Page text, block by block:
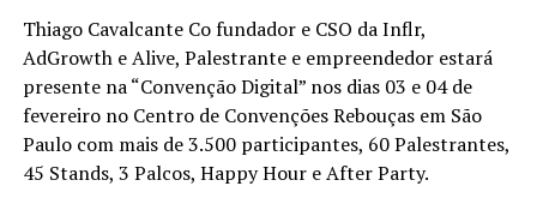
Thiago Cavalcante Co fundador e CSO da Inflr,
AdGrowth e Alive, Palestrante e empreendedor estará
presente na “Convenção Digital” nos dias 03 e 04 de
fevereiro no Centro de Convenções Rebouças em São
Paulo com mais de 3.500 participantes, 60 Palestrantes,
45 Stands, 3 Palcos, Happy Hour e After Party.